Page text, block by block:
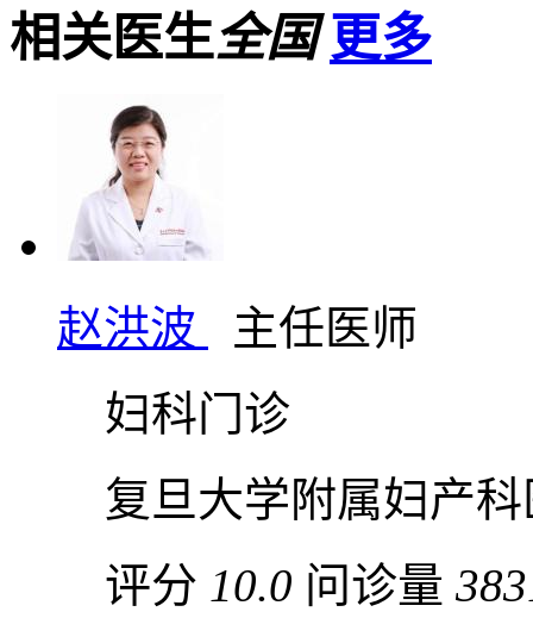
相关医生全国 更多
赵洪波
主任医师
妇科门诊
复旦大学附属妇产
评分 10.0 问诊量